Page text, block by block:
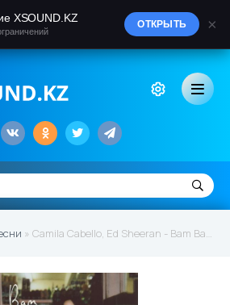
» Camila Cabello, Ed Sheeran - Bam Bam (2022)
XSOUND.KZ ОТКРЫТЬ ×